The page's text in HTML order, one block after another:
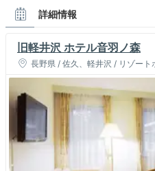
詳細情報
旧軽井沢 ホテル音羽ノ森
長野県 / 佐久、軽井沢 / リゾート